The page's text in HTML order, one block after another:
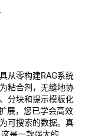
从零构建RAG系统
粘合剂，无缝地协
分块和提示模板化
展，您已学会高效
可搜索的数据。真
是一款强大的